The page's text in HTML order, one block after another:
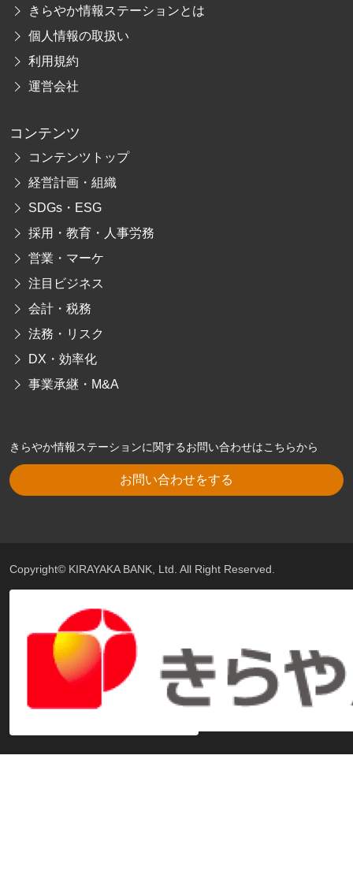
きらやか情報ステーションとは
個人情報の取扱い
利用規約
運営会社
コンテンツ
コンテンツトップ
経営計画・組織
SDGs・ESG
採用・教育・人事労務
営業・マーケ
注目ビジネス
会計・税務
法務・リスク
DX・効率化
事業承継・M&A
きらやか情報ステーションに関するお問い合わせはこちらから
お問い合わせをする
Copyright© KIRAYAKA BANK, Ltd. All Right Reserved.